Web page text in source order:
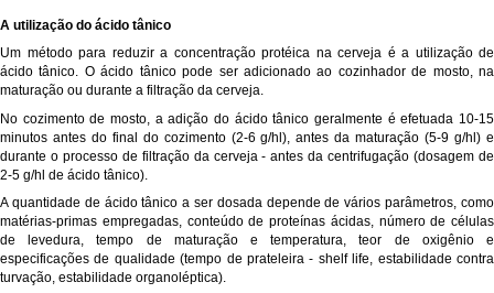
A utilização do ácido tânico
Um método para reduzir a concentração protéica na cerveja é a utilização de
ácido tânico. O ácido tânico pode ser adicionado ao cozinhador de mosto, na
maturação ou durante a filtração da cerveja.
No cozimento de mosto, a adição do ácido tânico geralmente é efetuada 10-15
minutos antes do final do cozimento (2-6 g/hl), antes da maturação (5-9 g/hl) e
durante o processo de filtração da cerveja - antes da centrifugação (dosagem de
2-5 g/hl de ácido tânico).
A quantidade de ácido tânico a ser dosada depende de vários parâmetros, como
matérias-primas empregadas, conteúdo de proteínas ácidas, número de células
de levedura, tempo de maturação e temperatura, teor de oxigênio e
especificações de qualidade (tempo de prateleira - shelf life, estabilidade contra
turvação, estabilidade organoléptica).